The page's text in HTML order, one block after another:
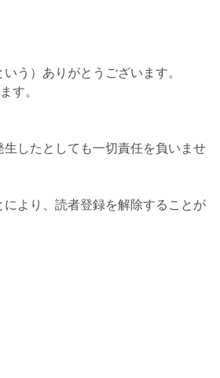
う）ありがとうございます。
す。
したとしても一切責任を負いませ
より、読者登録を解除することが